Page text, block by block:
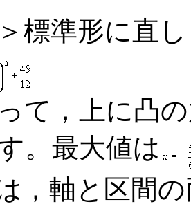
標準形に直
て，上に凸
。最大値は
，軸と区間